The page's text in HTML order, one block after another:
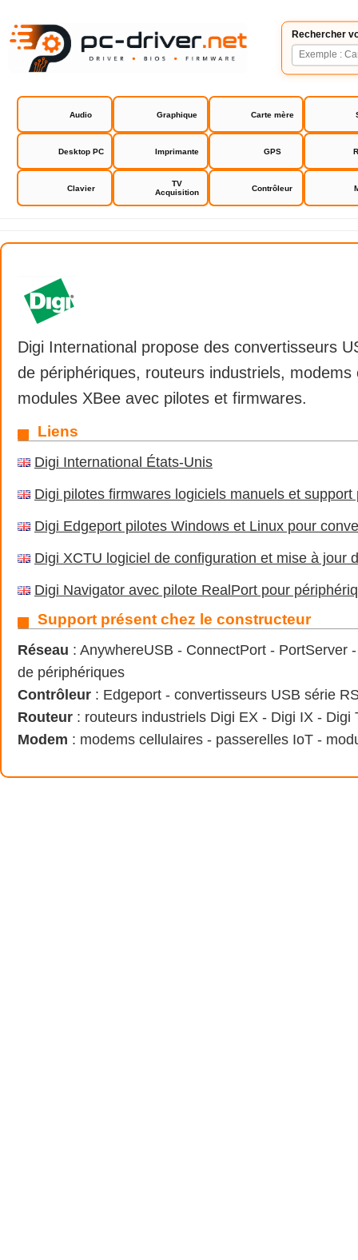
Rechercher
Audio Graphique Carte mère
Desktop PC Imprimante GPS
Clavier
TV
Acquisition
Contrôleur
Digi International driver
Digi International propose des convertisseurs
de périphériques, routeurs industriels, modems
modules XBee avec pilotes et firmwares.
Liens
Digi International États-Unis
Digi pilotes firmwares logiciels manuels et support
Digi Edgeport pilotes Windows et Linux pour
Digi XCTU logiciel de configuration et mise à jour
Digi Navigator avec pilote RealPort pour
Support présent chez le constructeur
Réseau : AnywhereUSB - ConnectPort - PortServer
de périphériques
Contrôleur : Edgeport - convertisseurs USB série
Routeur : routeurs industriels Digi EX - Digi IX - Digi
Modem : modems cellulaires - passerelles IoT -